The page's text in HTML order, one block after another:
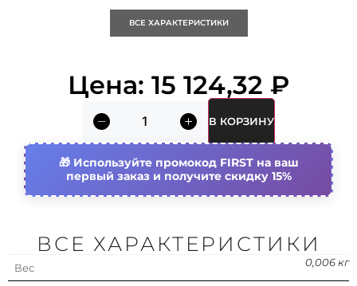
Номин. напряжение
Цветовая кодировка Нет (без)
Характеристика срабатывания
(кривая тока)
С задержкой (t)
ВСЕ ХАРАКТЕРИСТИКИ
Цена: 15 124,32 ₽
В КОРЗИНУ
Используйте промокод FIRST на ваш
первый заказ и получите скидку 15%
ВСЕ ХАРАКТЕРИСТИКИ
Вес 0,006 кг